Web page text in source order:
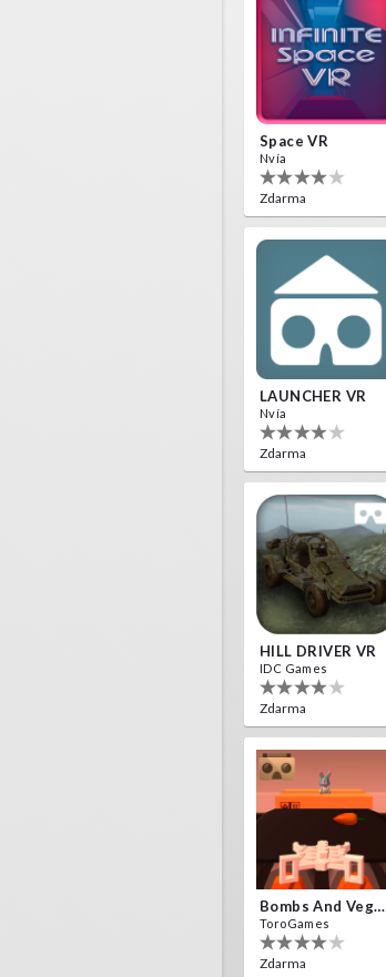
Space VR
Nvía
Zdarma
LAUNCHER VR
Nvía
Zdarma
HILL DRIVER VR
IDC Games
Zdarma
Bombs And Veggies
ToroGames
Zdarma